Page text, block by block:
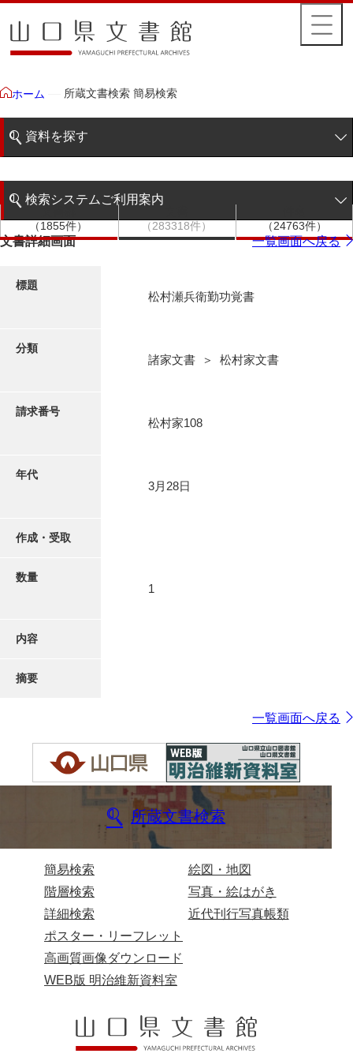
ホーム 所蔵文書検索 簡易検索
資料を探す
階層検索
写真・絵はがき
近代刊行写真帳類
検索システムご利用案内
検索システムの利用について
（1855件）
（283318件）
（24763件）
文書詳細画面 一覧画面へ戻る
標題
松村瀬兵衛勤功覚書
分類
諸家文書 ＞ 松村家文書
請求番号
松村家108
年代
3月28日
作成・受取
数量
1
内容
摘要
一覧画面へ戻る
所蔵文書検索
簡易検索
階層検索
詳細検索
絵図・地図
写真・絵はがき
近代刊行写真帳類
ポスター・リーフレット
高画質画像ダウンロード
WEB版 明治維新資料室